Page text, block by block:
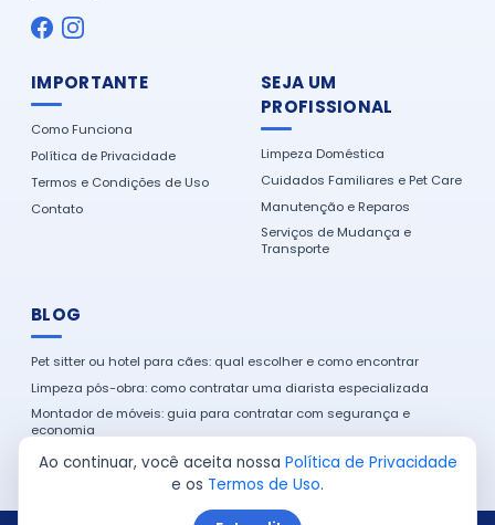
IMPORTANTE
Como Funciona
Política de Privacidade
Termos e Condições de Uso
Contato
SEJA UM
PROFISSIONAL
Limpeza Doméstica
Cuidados Familiares e Pet Care
Manutenção e Reparos
Serviços de Mudança e
Transporte
BLOG
Pet sitter ou hotel para cães: qual escolher e como encontrar
Limpeza pós-obra: como contratar uma diarista especializada
Montador de móveis: guia para contratar com segurança e
economia
Como encontrar um eletricista de confiança na sua cidade
Ao continuar, você aceita nossa Política de Privacidade
e os Termos de Uso.